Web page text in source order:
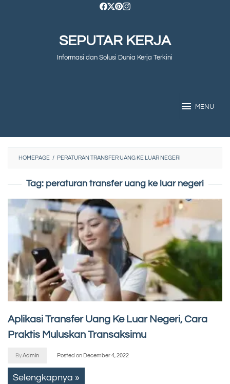
SEPUTAR KERJA
Informasi dan Solusi Dunia Kerja Terkini
MENU
HOMEPAGE / PERATURAN TRANSFER UANG KE LUAR NEGERI
Tag: peraturan transfer uang ke luar negeri
Aplikasi Transfer Uang Ke Luar Negeri, Cara
Praktis Muluskan Transaksimu
ByAdmin Posted on December 4, 2022
Selengkapnya »